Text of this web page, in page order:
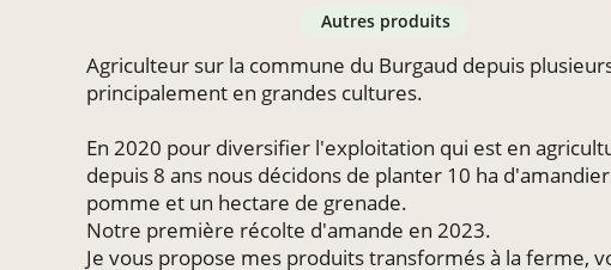
autres produits
Agriculteur sur la commune du Burgaud depuis
principalement en grandes cultures.
En 2020 pour diversifier l'exploitation qui est en
depuis 8 ans nous décidons de planter 10 ha
pomme et un hectare de grenade.
Notre première récolte d'amande en 2023.
Je vous propose mes produits transformés à la ferme,